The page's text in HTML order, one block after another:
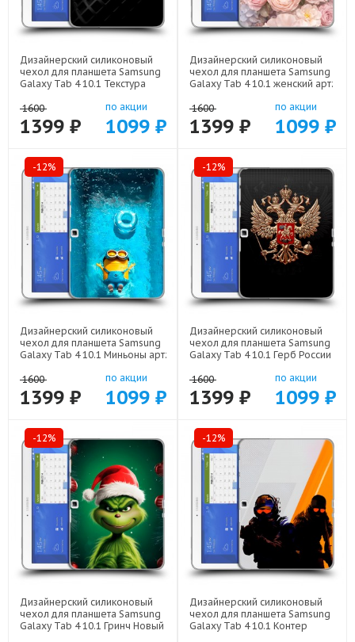
Дизайнерский силиконовый
чехол для планшета Samsung
Galaxy Tab 4 10.1 Текстура
1600
1399 ₽
по акции
1099 ₽
Дизайнерский силиконовый
чехол для планшета Samsung
Galaxy Tab 4 10.1 женский арт:
1600
1399 ₽
по акции
1099 ₽
-12%
Дизайнерский силиконовый
чехол для планшета Samsung
Galaxy Tab 4 10.1 Миньоны арт:
1600
1399 ₽
по акции
1099 ₽
-12%
Дизайнерский силиконовый
чехол для планшета Samsung
Galaxy Tab 4 10.1 Герб России
1600
1399 ₽
по акции
1099 ₽
-12%
Дизайнерский силиконовый
чехол для планшета Samsung
Galaxy Tab 4 10.1 Гринч Новый
-12%
Дизайнерский силиконовый
чехол для планшета Samsung
Galaxy Tab 4 10.1 Контер